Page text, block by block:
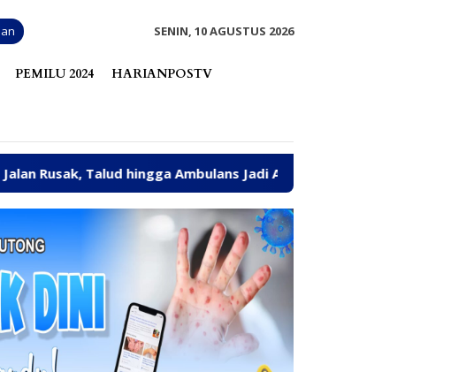
SENIN, 10 AGUSTUS 2026
PEMILU 2024 HARIANPOSTV
Ambulans Jadi Aspirasi Warga Ongka Malino Dititip ke Feiny